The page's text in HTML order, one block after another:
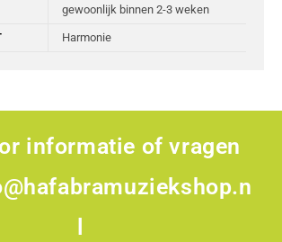
gewoonlijk binnen 2-3 weken
Harmonie
informatie of vragen